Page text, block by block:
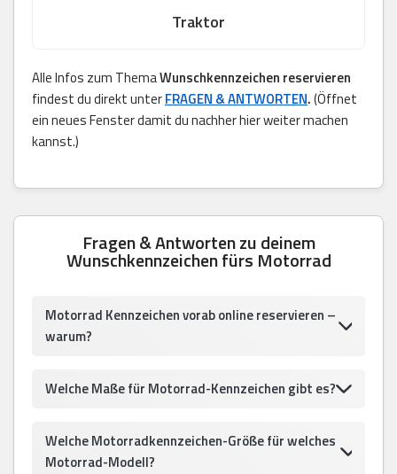
Traktor
Alle Infos zum ThemaWunschkennzeichen reservieren
findest du direkt unterFRAGEN & ANTWORTEN.(Öffnet
ein neues Fenster damit du nachher hier weiter machen
kannst.)
Fragen & Antworten zu deinem
Wunschkennzeichen fürs Motorrad
Motorrad Kennzeichen vorab online reservieren –
warum?
Welche Maße für Motorrad-Kennzeichen gibt es?
Welche Motorradkennzeichen-Größe für welches
Motorrad-Modell?